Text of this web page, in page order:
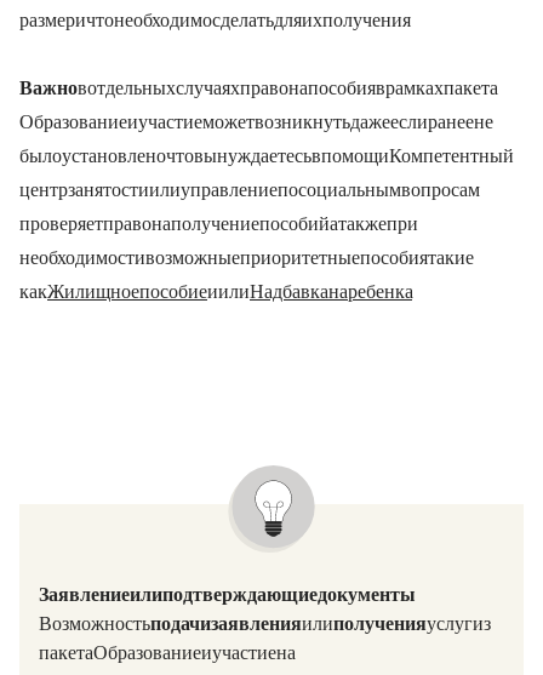
размер и что необходимо сделать для их получения.
Важно:в отдельных случаях право на пособия в рамках пакета
«Образование и участие» может возникнуть даже если ранее не
было установлено, что вы нуждаетесь в помощи. Компетентный
центр занятости (Jobcenter) или управление по социальным вопросам (Sozialamt)
проверяет право на получение пособий, а также, при
необходимости, возможные приоритетные пособия, такие
какЖилищное пособиеи/илиНадбавка на ребенка (KiZ)
Заявление или подтверждающие документы?
Возможностьподачи заявленияилиполученияуслуг из
пакета «Образование и участие» на